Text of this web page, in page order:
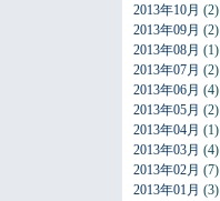
2013年10月 (2)
2013年09月 (2)
2013年08月 (1)
2013年07月 (2)
2013年06月 (4)
2013年05月 (2)
2013年04月 (1)
2013年03月 (4)
2013年02月 (7)
2013年01月 (3)